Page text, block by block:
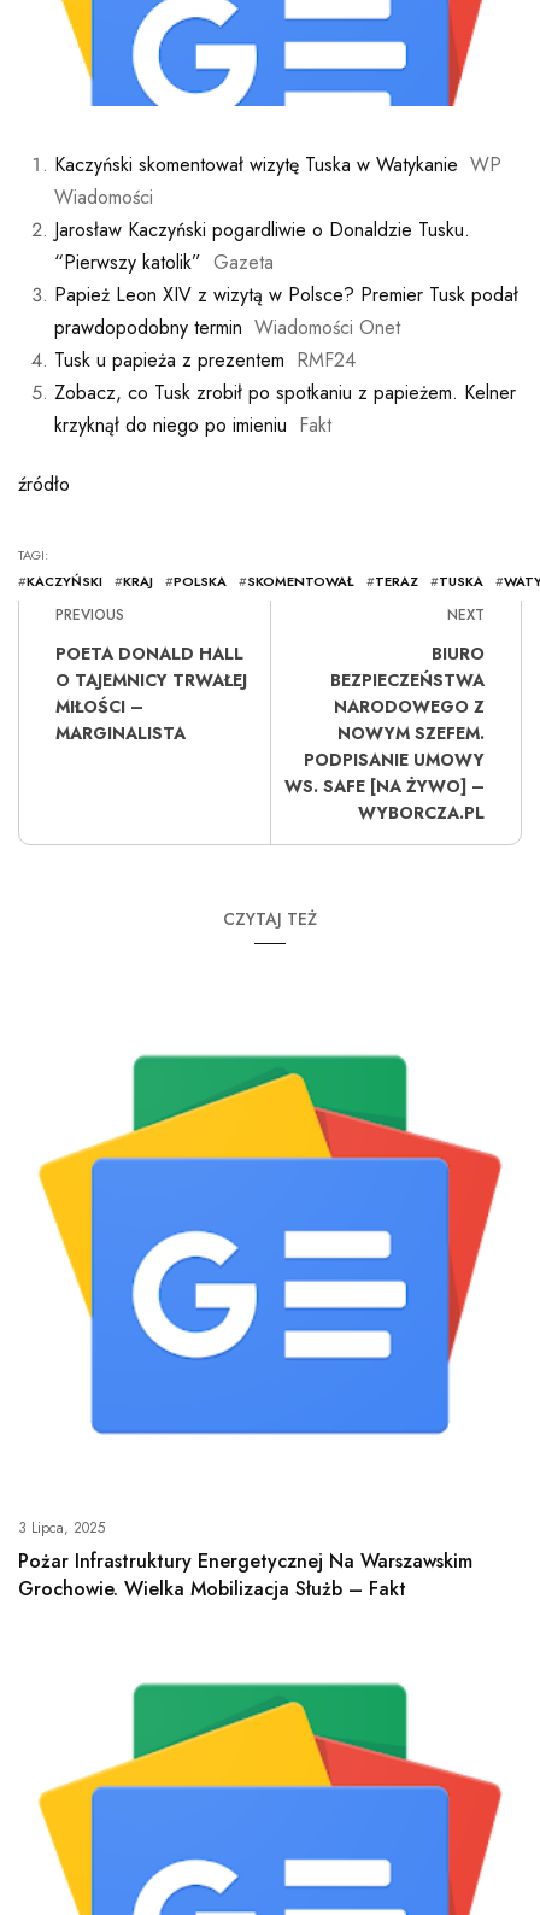
Kaczyński skomentował wizytę Tuska w Watykanie WP
Wiadomości
Jarosław Kaczyński pogardliwie o Donaldzie Tusku.
“Pierwszy katolik” Gazeta
Papież Leon XIV z wizytą w Polsce? Premier Tusk podał
prawdopodobny termin Wiadomości Onet
Tusk u papieża z prezentem RMF24
Zobacz, co Tusk zrobił po spotkaniu z papieżem. Kelner
krzyknął do niego po imieniu Fakt
źródło
TAGI:
#KACZYŃSKI #KRAJ #POLSKA #SKOMENTOWAŁ #TERAZ #TUSKA #
PREVIOUS
POETA DONALD HALL
O TAJEMNICY TRWAŁEJ
MIŁOŚCI –
MARGINALISTA
NEXT
BIURO
BEZPIECZEŃSTWA
NARODOWEGO Z
NOWYM SZEFEM.
PODPISANIE UMOWY
WS. SAFE [NA ŻYWO] –
WYBORCZA.PL
CZYTAJ TEŻ
3 Lipca, 2025
Pożar Infrastruktury Energetycznej Na Warszawskim
Grochowie. Wielka Mobilizacja Służb – Fakt